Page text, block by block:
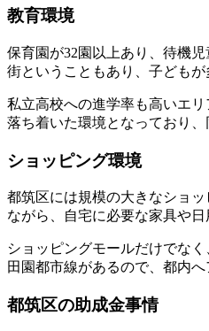
教育環境
保育園が32園以上あり、待機
街ということもあり、子ども
私立高校への進学率も高いエ
落ち着いた環境となっており
ショッピング環境
都筑区には規模の大きなショ
ながら、自宅に必要な家具や
ショッピングモールだけでな
田園都市線があるので、都内
都筑区の助成金事情